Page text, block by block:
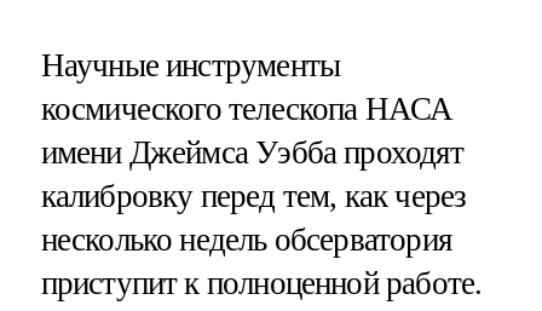
Научные инструменты
космического телескопа НАСА
имени Джеймса Уэбба проходят
калибровку перед тем, как через
несколько недель обсерватория
приступит к полноценной работе.